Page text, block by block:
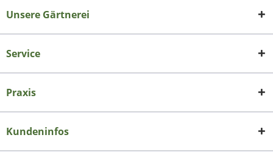
Unsere Gärtnerei
Service
Praxis
Kundeninfos